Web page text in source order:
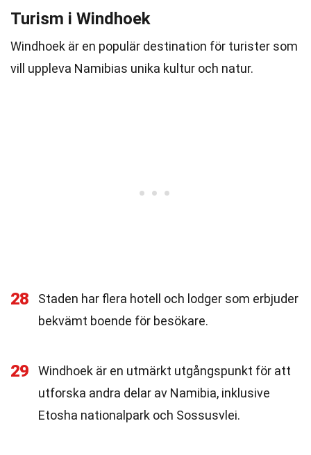
Turism i Windhoek
Windhoek är en populär destination för turister som
vill uppleva Namibias unika kultur och natur.
28
Staden har flera hotell och lodger som erbjuder
bekvämt boende för besökare.
29
Windhoek är en utmärkt utgångspunkt för att
utforska andra delar av Namibia, inklusive
Etosha nationalpark och Sossusvlei.